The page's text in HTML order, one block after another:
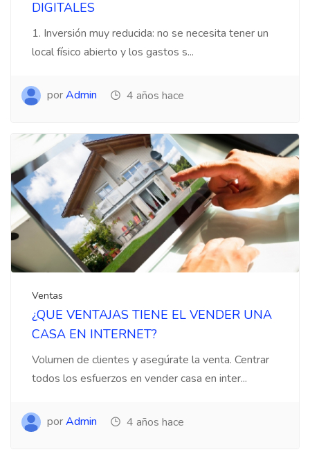
DIGITALES
1. Inversión muy reducida: no se necesita tener un
local físico abierto y los gastos s...
porAdmin 4 años hace
Ventas
¿QUE VENTAJAS TIENE EL VENDER UNA
CASA EN INTERNET?
Volumen de clientes y asegúrate la venta. Centrar
todos los esfuerzos en vender casa en inter...
porAdmin 4 años hace